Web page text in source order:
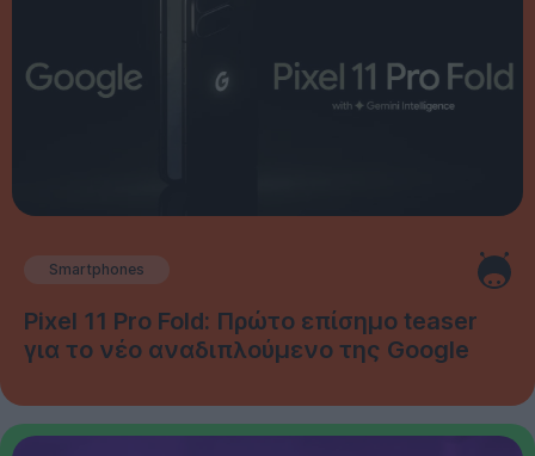
Smartphones
Pixel 11 Pro Fold: Πρώτο επίσημο teaser
για το νέο αναδιπλούμενο της Google